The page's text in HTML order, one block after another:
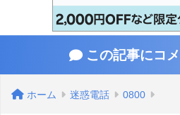
この記事にコ
ホーム 迷惑電話 0800